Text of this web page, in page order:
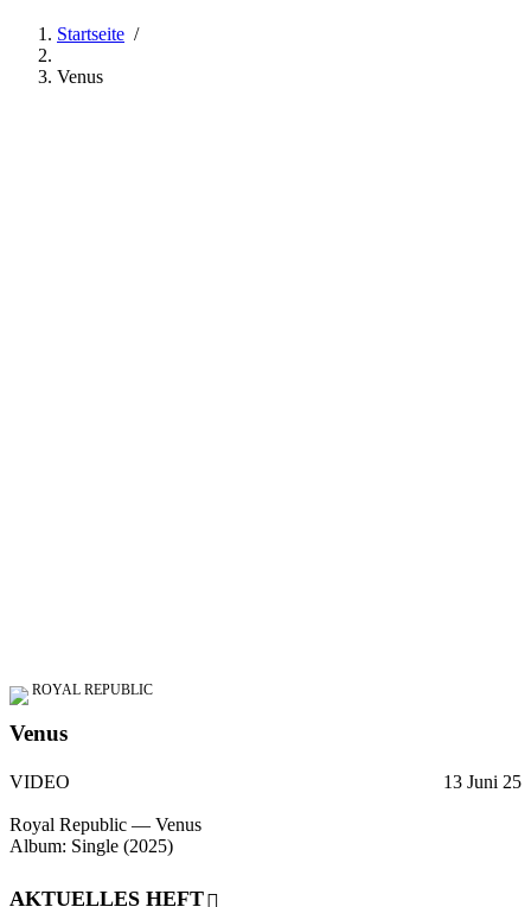
Startseite /
Venus
ROYAL REPUBLIC
Venus
VIDEO 13 Juni 25
Royal Republic — Venus
Album: Single (2025)
AKTUELLES HEFT